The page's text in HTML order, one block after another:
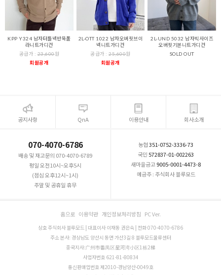
KPP Y324 남자터틀넥반목폴
라니트가디건
공급가 :23,600원
회원공개
2L-OTT 1022 남자오버핏브이
넥니트가디건
공급가 :25,600원
회원공개
2L-UND 5032 남자빅사이즈
오버핏기본니트가디건
SOLD OUT
공지사항 QnA 이용안내 회사소개
070-4070-6786
배송 및 재고문의 070-4070-6789
평일 오전10시~오후5시
(점심 오후12시~1시)
주말 및 공휴일 휴무
농협351-0752-3336-73
국민 572837-01-002263
새마을금고9005-0001-4473-8
예금주 : 주식회사 블루모드
홈으로 이용약관 개인정보처리방침 PC Ver.
상호 주식회사 블루모드 | 대표이사 이재동 권은숙 | 전화 070-4070-6786
주소 본사: 경상남도 양산시 동면 가산3길 8 블루모드물류센터
중국지사:广州市番禺区星河湾小区1栋2梯
사업자번호 621-81-80834
통신판매업번호 제2010-경남양산-0049호